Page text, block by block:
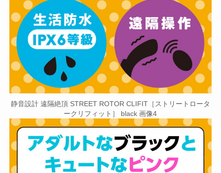
静音設計 遠隔絶頂 STREET ROTOR CLIFIT［ストリートロータ
ークリフィット］ black 画像4